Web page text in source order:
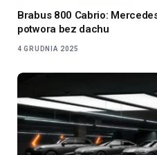
Brabus 800 Cabrio:
potwora bez dachu
4 GRUDNIA 2025